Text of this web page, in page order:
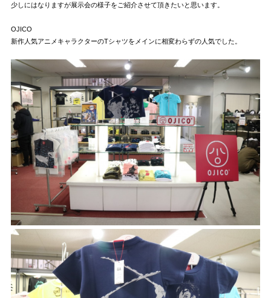
少しにはなりますが展示会の様子をご紹介させて頂きたいと思います。
OJICO
新作人気アニメキャラクターのTシャツをメインに相変わらずの人気でした。